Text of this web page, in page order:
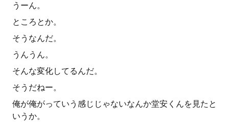
うーん。
ところとか。
そうなんだ。
うんうん。
そんな変化してるんだ。
そうだねー。
俺が俺がっていう感じじゃないなんか堂安くんを見たと
いうか。